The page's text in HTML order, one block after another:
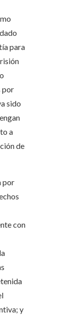
para
por
sido
a
de
por
con
y